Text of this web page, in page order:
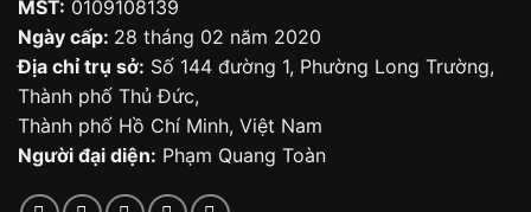
MST: 0109108139
Ngày cấp: 28 tháng 02 năm 2020
Địa chỉ trụ sở: Số 144 đường 1, Phường Long Trường,
Thành phố Thủ Đức,
Thành phố Hồ Chí Minh, Việt Nam
Người đại diện: Phạm Quang Toàn